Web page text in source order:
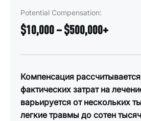
Potential Compensation:
$10,000 – $500,000+
Компенсация
фактических затрат на
варьируется от нескольких
легкие травмы до сотен